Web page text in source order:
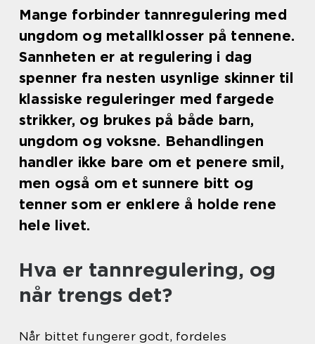
Mange forbinder tannregulering med
ungdom og metallklosser på tennene.
Sannheten er at regulering i dag
spenner fra nesten usynlige skinner til
klassiske reguleringer med fargede
strikker, og brukes på både barn,
ungdom og voksne. Behandlingen
handler ikke bare om et penere smil,
men også om et sunnere bitt og
tenner som er enklere å holde rene
hele livet.
Hva er tannregulering, og
når trengs det?
Når bittet fungerer godt, fordeles